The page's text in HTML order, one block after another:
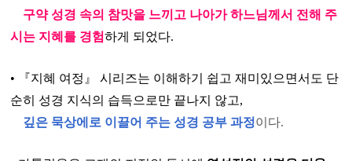
구약 성경 속의 참맛을 느끼고 나아가하느님께서 전해 주
시는 지혜를 경험하게 되었다.
• 『지혜 여정』시리즈는 이해하기 쉽고 재미있으면서도 단
순히 성경 지식의 습득으로만 끝나지 않고,
깊은 묵상에로 이끌어 주는 성경 공부 과정이다.